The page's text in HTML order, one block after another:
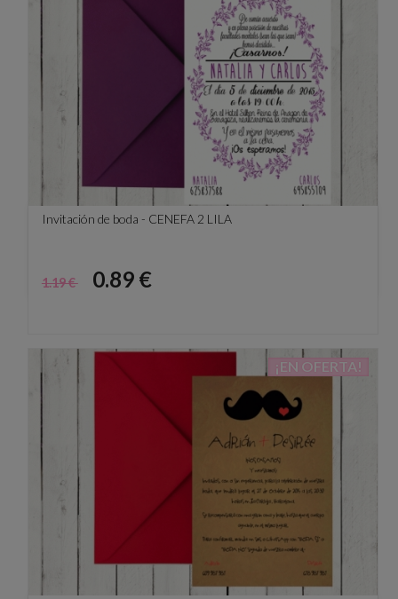
Invitación de boda - CENEFA 2 LILA
Precio
base
Precio
1.19 € 0.89 €
¡EN OFERTA!